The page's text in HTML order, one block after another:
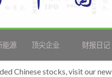
能源 顶尖企业 财报日记
Chinese stocks, visit our new